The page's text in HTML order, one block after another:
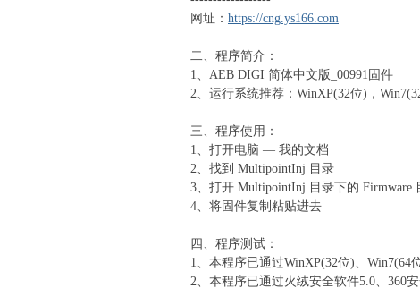
网址： https://cng.ys166.com
二、程序简介：
1、AEB DIGI 简体中文版_00991固件
2、运行系统推荐：WinXP(32位)，
三、程序使用：
1、打开电脑 — 我的文档
2、找到 MultipointInj 目录
3、打开 MultipointInj 目录下的 Firmware
4、将固件复制粘贴进去
四、程序测试：
1、本程序已通过WinXP(32位)、Win7(64
2、本程序已通过火绒安全软件5.0、360